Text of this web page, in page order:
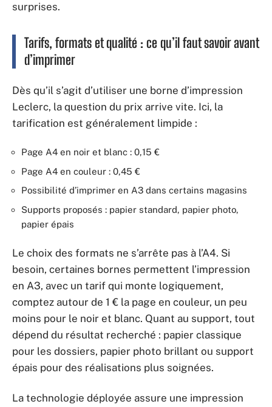
surprises.
Tarifs, formats et qualité : ce qu’il faut savoir avant
d’imprimer
Dès qu’il s’agit d’utiliser une borne d’impression
Leclerc, la question du prix arrive vite. Ici, la
tarification est généralement limpide :
Page A4 en noir et blanc : 0,15 €
Page A4 en couleur : 0,45 €
Possibilité d’imprimer en A3 dans certains magasins
Supports proposés : papier standard, papier photo,
papier épais
Le choix des formats ne s’arrête pas à l’A4. Si
besoin, certaines bornes permettent l’impression
en A3, avec un tarif qui monte logiquement,
comptez autour de 1 € la page en couleur, un peu
moins pour le noir et blanc. Quant au support, tout
dépend du résultat recherché : papier classique
pour les dossiers, papier photo brillant ou support
épais pour des réalisations plus soignées.
La technologie déployée assure une impression